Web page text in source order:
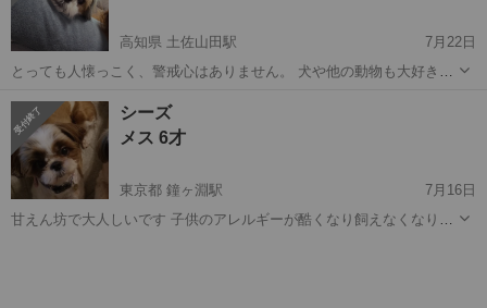
高知県 土佐山田駅
7月22日
とっても人懐っこく、警戒心はありません。 犬や他の動物も大好きで
併用してます。 家族の事情ではありますが、深刻なアレルギー反応が
見られており、一緒...
高知 高知市 土佐山田駅
シーズ
メス 6才
東京都 鐘ヶ淵駅
7月16日
甘えん坊で大人しいです 子供のアレルギーが酷くなり飼えなくなりま